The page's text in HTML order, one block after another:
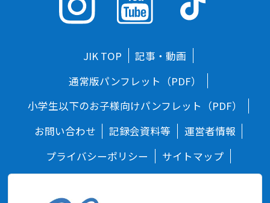
JIK TOP
記事・動画
通常版パンフレット（PDF）
小学生以下のお子様向けパンフレット（PDF）
お問い合わせ
記録会資料等
運営者情報
プライバシーポリシー
サイトマップ